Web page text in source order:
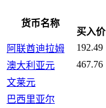
货币名称
买入价
阿联酋迪拉姆
192.49
澳大利亚元
467.76
文莱元
巴西里亚尔